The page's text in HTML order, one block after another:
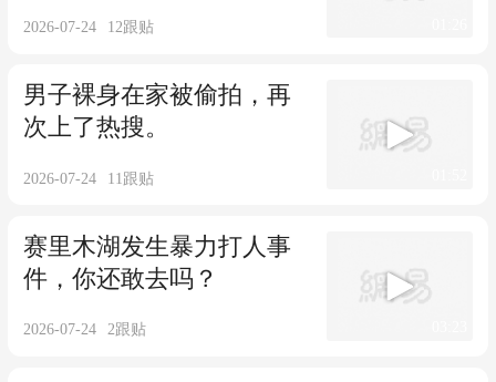
2026-07-24 12跟贴
男子裸身在家被偷拍，再
次上了热搜。
2026-07-24 11跟贴
赛里木湖发生暴力打人事
件，你还敢去吗？
2026-07-24 2跟贴